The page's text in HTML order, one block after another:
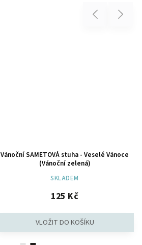
Previous
Vánoční SAMETOVÁ stuha - Veselé Vánoce
(Vánoční zelená)
SKLADEM
125 Kč
Next